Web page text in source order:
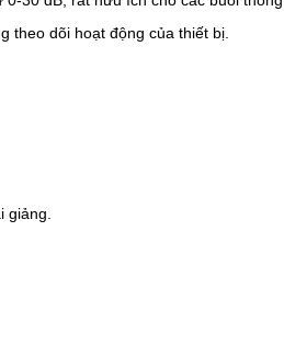
theo dõi hoạt động của thiết bị.
giảng.